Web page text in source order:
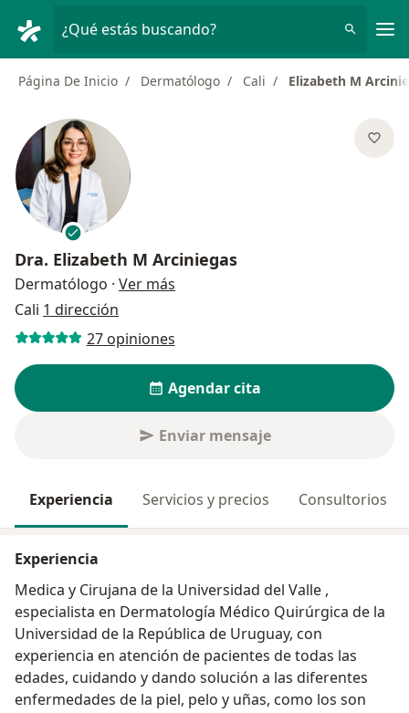
¿Qué estás buscando?
Página De Inicio Dermatólogo Cali Elizabeth M
Dra. Elizabeth M Arciniegas
Dermatólogo · Ver más
Cali 1 dirección
27 opiniones
Agendar cita
Enviar mensaje
Experiencia Servicios y precios Consultorios
Experiencia
Medica y Cirujana de la Universidad del Valle ,
especialista en Dermatología Médico Quirúrgica de la
Universidad de la República de Uruguay, con
experiencia en atención de pacientes de todas las
edades, cuidando y dando solución a las diferentes
enfermedades de la piel, pelo y uñas, como los son